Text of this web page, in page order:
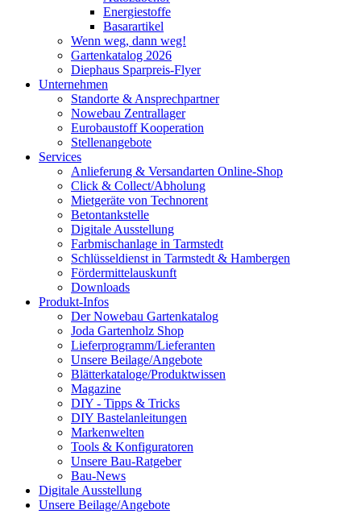
Energiestoffe
Basarartikel
Wenn weg, dann weg!
Gartenkatalog 2026
Diephaus Sparpreis-Flyer
Unternehmen
Standorte & Ansprechpartner
Nowebau Zentrallager
Eurobaustoff Kooperation
Stellenangebote
Services
Anlieferung & Versandarten Online-Shop
Click & Collect/Abholung
Mietgeräte von Technorent
Betontankstelle
Digitale Ausstellung
Farbmischanlage in Tarmstedt
Schlüsseldienst in Tarmstedt & Hambergen
Fördermittelauskunft
Downloads
Produkt-Infos
Der Nowebau Gartenkatalog
Joda Gartenholz Shop
Lieferprogramm/Lieferanten
Unsere Beilage/Angebote
Blätterkataloge/Produktwissen
Magazine
DIY - Tipps & Tricks
DIY Bastelanleitungen
Markenwelten
Tools & Konfiguratoren
Unsere Bau-Ratgeber
Bau-News
Digitale Ausstellung
Unsere Beilage/Angebote